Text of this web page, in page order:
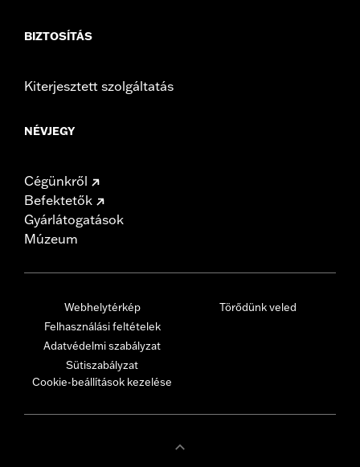
BIZTOSÍTÁS
Kiterjesztett szolgáltatás
NÉVJEGY
Cégünkről
Befektetők
Gyárlátogatások
Múzeum
Webhelytérkép
Felhasználási feltételek
Adatvédelmi szabályzat
Sütiszabályzat
Cookie-beállítások kezelése
Törődünk veled